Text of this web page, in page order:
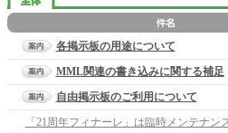
各掲示板の用途について
MML関連の書き込みに関する補足
自由掲示板のご利用について
「21周年フィナーレ」は臨時メンテナン